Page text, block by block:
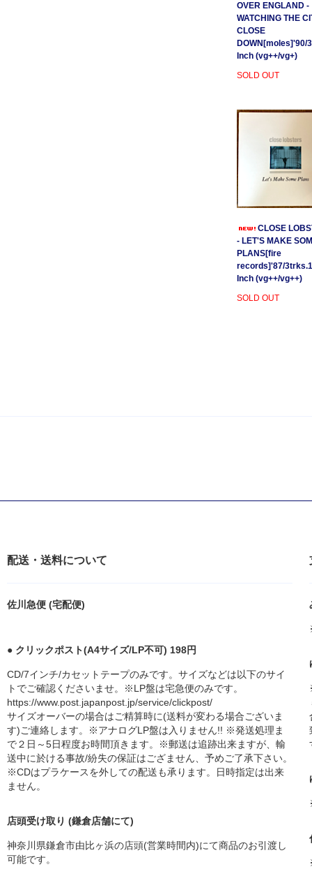
OVER ENGLAND -
WATCHING THE
CLOSE
DOWN[moles]'90/
Inch (vg++/vg+)
SOLD OUT
CLOSE
- LET'S MAKE
PLANS[fire
records]'87/
Inch (vg++/vg++)
SOLD OUT
配送・送料について
佐川急便 (宅配便)
● クリックポスト(A4サイズ/LP不可) 198円
CD/7インチ/カセットテープのみです。サイズなどは以下のサイ
トでご確認くださいませ。※LP盤は宅急便のみです。
https://www.post.japanpost.jp/service/clickpost/
サイズオーバーの場合はご精算時に(送料が変わる場合ございま
す)ご連絡します。※アナログLP盤は入りません!! ※発送処理ま
で２日～5日程度お時間頂きます。※郵送は追跡出来ますが、輸
送中に於ける事故/紛失の保証はござません、予めご了承下さい。
※CDはプラケースを外しての配送も承ります。日時指定は出来
ません。
店頭受け取り (鎌倉店舗にて)
神奈川県鎌倉市由比ヶ浜の店頭(営業時間内)にて商品のお引渡し
可能です。